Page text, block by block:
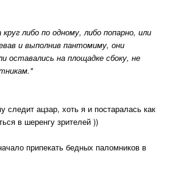
либо по одному, либо попарно, или
и выполнив пантомиму, они
оставались на площадке сбоку, не
следит ацзар, хоть я и постаралась как
в шеренгу зрителей ))
припекать бедных паломников в